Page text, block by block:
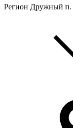
Регион Дружный п.